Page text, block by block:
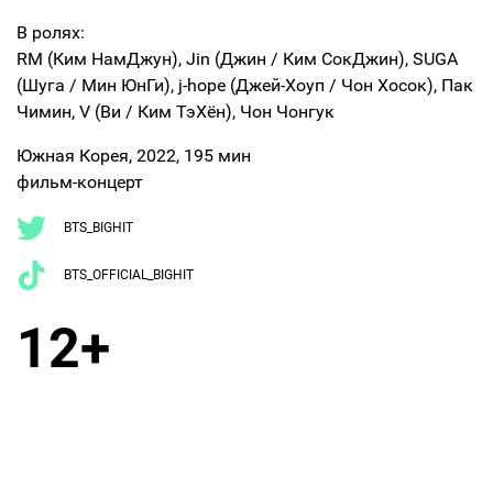
В ролях:
RM (Ким НамДжун), Jin (Джин / Ким СокДжин), SUGA
(Шуга / Мин ЮнГи), j-hope (Джей-Хоуп / Чон Хосок), Пак
Чимин, V (Ви / Ким ТэХён), Чон Чонгук
Южная Корея, 2022, 195 мин
фильм-концерт
BTS_BIGHIT
BTS_OFFICIAL_BIGHIT
12+